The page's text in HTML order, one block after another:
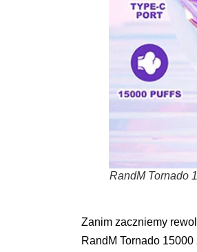
RandM Tornado
Zanim zaczniemy
RandM Tornado 15000